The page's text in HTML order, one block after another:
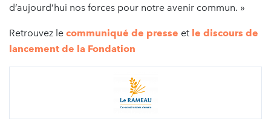
d’aujourd’hui nos forces pour notre avenir commun. »
Retrouvez le communiqué de presse et le discours de
lancement de la Fondation